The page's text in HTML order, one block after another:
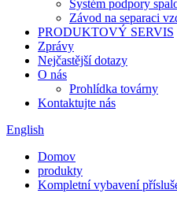
Systém podpory
Závod na separaci
PRODUKTOVÝ SERVIS
Zprávy
Nejčastější dotazy
O nás
Prohlídka továrny
Kontaktujte nás
English
Domov
produkty
Kompletní vybavení